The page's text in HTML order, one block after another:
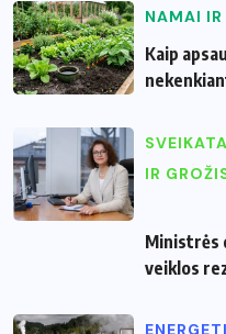
NAMAI IR
Kaip
SVEIKATA
IR
Ministrės
veiklos